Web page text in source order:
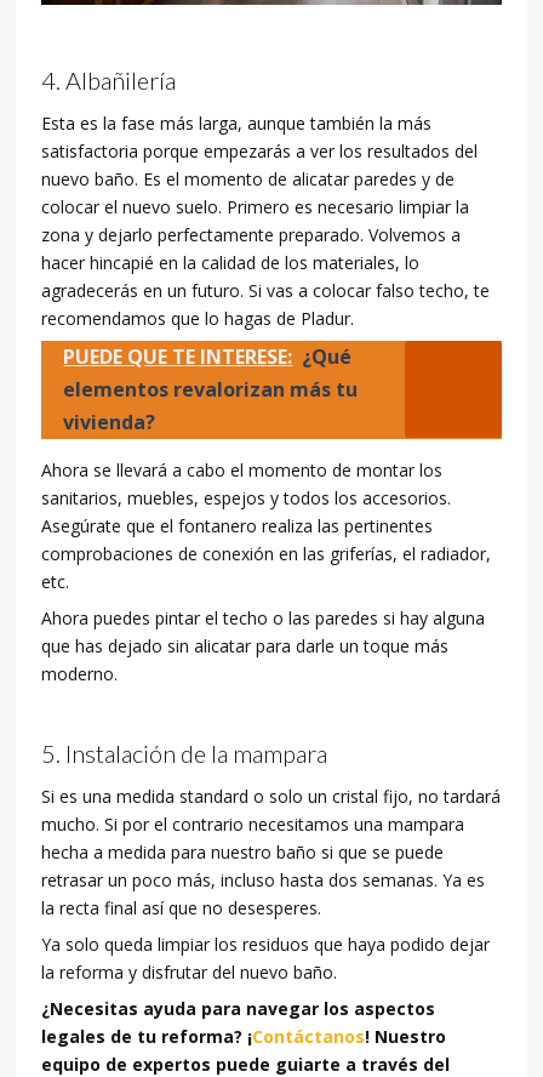
Albañilería
Esta es la fase más larga, aunque también la más
satisfactoria porque empezarás a ver los resultados del
nuevo baño. Es el momento de alicatar paredes y de
colocar el nuevo suelo. Primero es necesario limpiar la
zona y dejarlo perfectamente preparado. Volvemos a
hacer hincapié en la calidad de los materiales, lo
agradecerás en un futuro. Si vas a colocar falso techo, te
recomendamos que lo hagas de Pladur.
PUEDE QUE TE INTERESE: ¿Qué
elementos revalorizan más tu
vivienda?
Ahora se llevará a cabo el momento de montar los
sanitarios, muebles, espejos y todos los accesorios.
Asegúrate que el fontanero realiza las pertinentes
comprobaciones de conexión en las griferías, el radiador,
etc.
Ahora puedes pintar el techo o las paredes si hay alguna
que has dejado sin alicatar para darle un toque más
moderno.
Instalación de la mampara
Si es una medida standard o solo un cristal fijo, no tardará
mucho. Si por el contrario necesitamos una mampara
hecha a medida para nuestro baño si que se puede
retrasar un poco más, incluso hasta dos semanas. Ya es
la recta final así que no desesperes.
Ya solo queda limpiar los residuos que haya podido dejar
la reforma y disfrutar del nuevo baño.
¿Necesitas ayuda para navegar los aspectos
legales de tu reforma? ¡Contáctanos! Nuestro
equipo de expertos puede guiarte a través del